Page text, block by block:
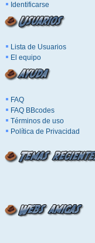
Identificarse
Lista de Usuarios
El equipo
FAQ
FAQ BBcodes
Términos de uso
Política de Privacidad